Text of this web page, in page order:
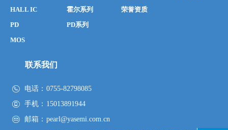
HALL IC
PD
MOS
霍尔系列
PD系列
荣誉资质
联系我们
电话： 0755-82798085
手机： 15013891944
邮箱： pearl@yasemi.com.cn